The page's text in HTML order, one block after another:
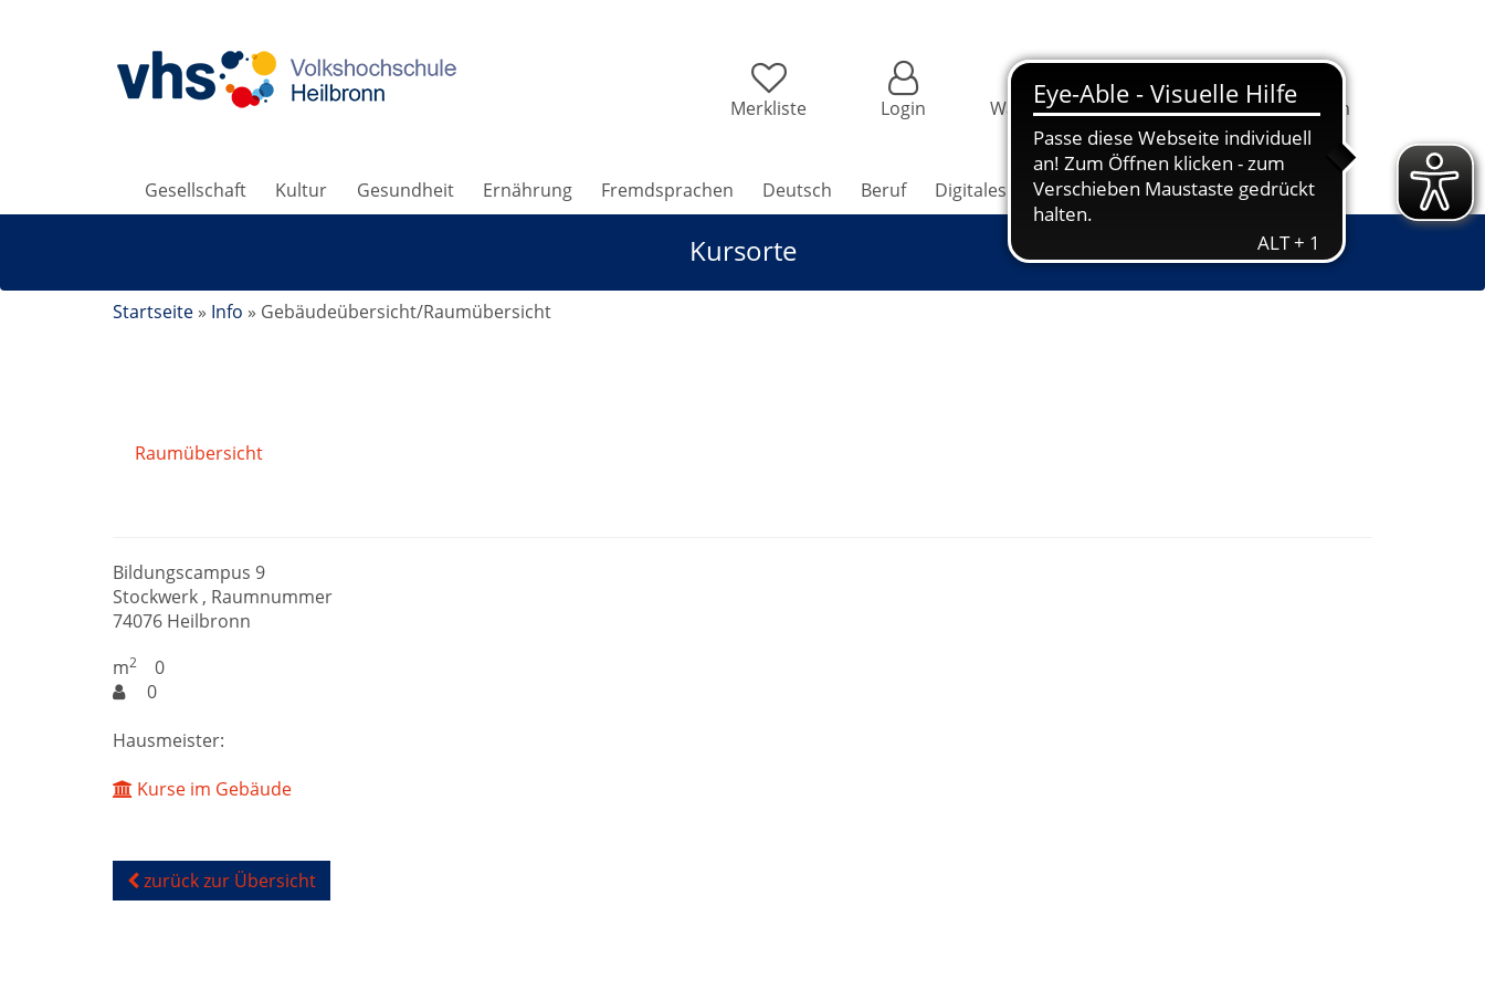
Merkliste Login Warenkorb Information Programm
Gesellschaft Kultur Gesundheit Ernährung Fremdsprachen Deutsch Beruf Digitales Grundbildung Jugendkunstschule
Kursorte
Startseite » Info » Gebäudeübersicht/Raumübersicht
Raumübersicht
Bildungscampus 9
Stockwerk , Raumnummer
74076 Heilbronn
m2
0
0
Hausmeister:
Kurse im Gebäude
zurück zur Übersicht